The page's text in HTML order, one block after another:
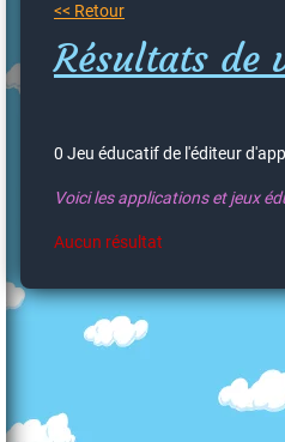
<< Retour
Résultats de
0 Jeu éducatif de l'éditeur
Voici les applications et jeux
Aucun résultat